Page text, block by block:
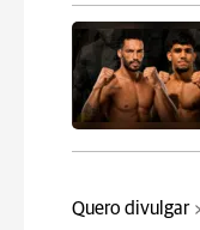
Quero divulgar